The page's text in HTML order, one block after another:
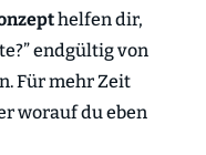
helfen dir,
endgültig von
Für mehr Zeit
worauf du eben